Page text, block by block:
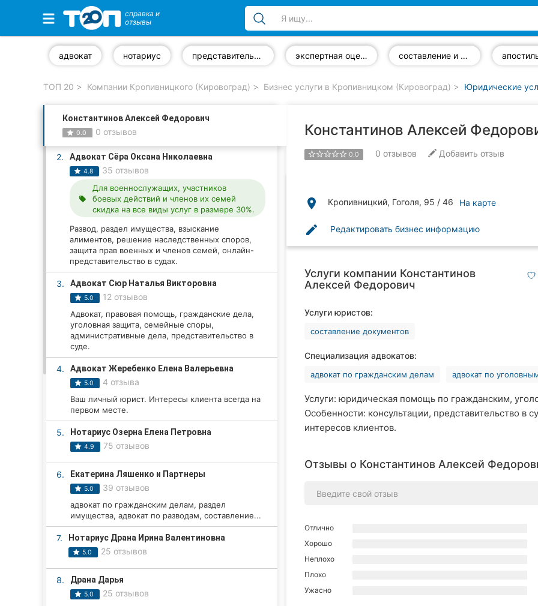
Избранные компании
Стоматологии
Частные клиники
Ветеринарные клиники
Все рубрики
Кропивницкий
Винница
Хмельницкий
Ровно
Харьков
справка и
отзывы
адвокат нотариус представительство в суде экспертная оценка недвижимости составление и оформление документов
ТОП 20 Компании Кропивницкого (Кировоград) Бизнес услуги в Кропивницком (Кировоград) Юридические
Константинов Алексей Федорович
0.0 0 отзывов
2. Адвокат Сёра Оксана Николаевна
4.8 35 отзывов
local_offer
Для военнослужащих, участников
боевых действий и членов их семей
скидка на все виды услуг в размере 30%.
Развод, раздел имущества, взыскание
алиментов, решение наследственных споров,
защита прав военных и членов семей, онлайн-
представительство в судах.
3. Адвокат Сюр Наталья Викторовна
5.0 12 отзывов
Адвокат, правовая помощь, гражданские дела,
уголовная защита, семейные споры,
административные дела, представительство в
суде.
4. Адвокат Жеребенко Елена Валерьевна
5.0 4 отзыва
Ваш личный юрист. Интересы клиента всегда на
первом месте.
5. Нотариус Озерна Елена Петровна
4.9 75 отзывов
6. Екатерина Ляшенко и Партнеры
5.0 39 отзывов
адвокат по гражданским делам, раздел
имущества, адвокат по разводам, составление...
7. Нотариус Драна Ирина Валентиновна
5.0 25 отзывов
8. Драна Дарья
5.0 25 отзывов
Константинов Алексей
0.0 0 отзывов Добавить отзыв
place Кропивницкий, Гоголя, 95 / 46 На карте
edit Редактировать бизнес информацию
Услуги компании Константинов
Алексей Федорович
Услуги юристов:
составление документов
Специализация адвокатов:
адвокат по гражданским делам адвокат по
Услуги: юридическая помощь по гражданским,
Особенности: консультации, представительство в
интересов клиентов.
Отзывы о Константинов Алексей
Отлично
Хорошо
Неплохо
Плохо
Ужасно